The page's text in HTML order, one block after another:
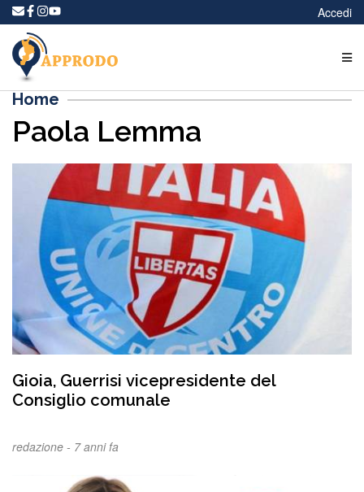
Accedi
Home
Paola Lemma
Gioia, Guerrisi vicepresidente del
Consiglio comunale
redazione - 7 anni fa